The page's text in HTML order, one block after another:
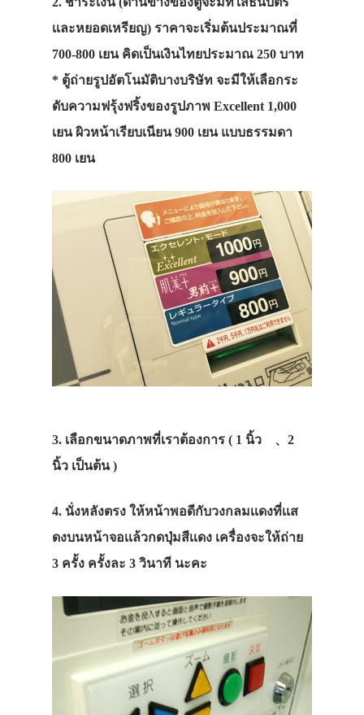
เเละหยอดเหรียญ) ราคาจะเริ่มต้นประมาณที่
700-800 เยน คิดเป็นเงินไทยประมาณ 250 บาท
* ตู้ถ่ายรูปอัตโนมัติบางบริษัท จะมีให้เลือกระ
ดับความฟรุ้งฟริ้งของรูปภาพ Excellent 1,000
เยน ผิวหน้าเรียบเนียน 900 เยน แบบธรรมดา
800 เยน
3. เลือกขนาดภาพที่เราต้องการ ( 1 นิ้ว 、2
นิ้ว เป็นต้น )
4. นั่งหลังตรง ให้หน้าพอดีกับวงกลมเเดงที่เเส
ดงบนหน้าจอเเล้วกดปุ่มสีเเดง เครื่องจะให้ถ่าย
3 ครั้ง ครั้งละ 3 วินาที นะคะ
ประเทศญี่ปุ่น
โตเกียว
ชินจุกุ
โอซาก้า
ฮอกไกโด
เกียวโต
ซัปโปโร
เที่ยวญี่ปุ่นด้ว
ความงาม
เสริมสวย
ทำเล็บ
ร้านอาหาร
ร้านสำหรับ
ครอบครัว